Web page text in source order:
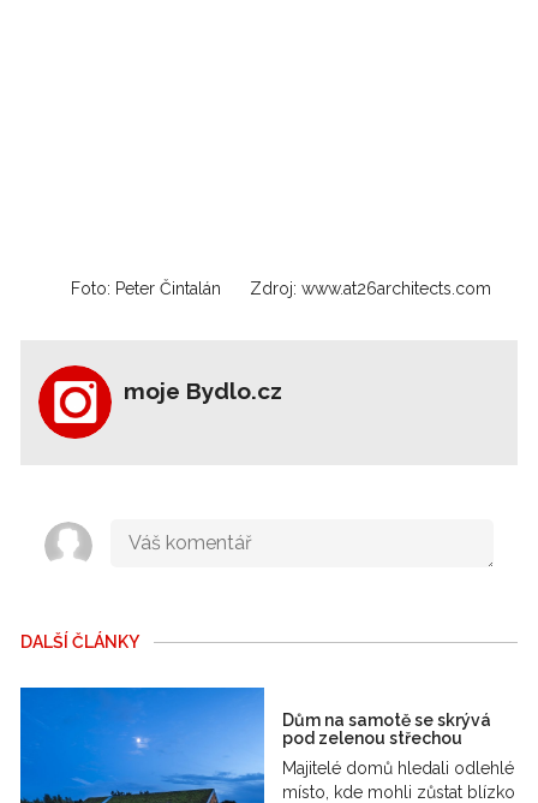
Foto: Peter Čintalán Zdroj: www.at26architects.com
moje Bydlo.cz
DALŠÍ ČLÁNKY
Dům na samotě se skrývá
pod zelenou střechou
Majitelé domů hledali odlehlé
místo, kde mohli zůstat blízko